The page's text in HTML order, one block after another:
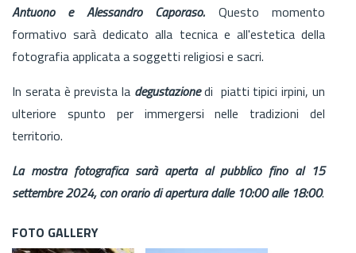
Antuono e Alessandro Caporaso. Questo momento
formativo sarà dedicato alla tecnica e all'estetica della
fotografia applicata a soggetti religiosi e sacri.
In serata è prevista la degustazionedi piatti tipici irpini, un
ulteriore spunto per immergersi nelle tradizioni del
territorio.
La mostra fotografica sarà aperta al pubblico fino al 15
settembre 2024, con orario di apertura dalle 10:00 alle 18:00.
FOTO GALLERY